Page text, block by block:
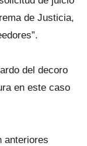
de Justicia,
del decoro
en este caso
anteriores